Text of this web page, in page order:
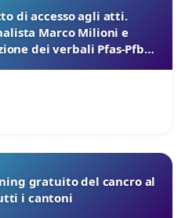
di accesso agli atti.
Marco Milioni e
dei verbali Pfas-Pfba
gratuito del cancro al
i cantoni